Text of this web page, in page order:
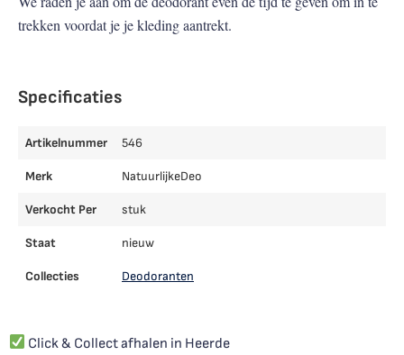
trekken voordat je je kleding aantrekt.
Specificaties
Artikelnummer 546
Merk NatuurlijkeDeo
Verkocht Per stuk
Staat nieuw
Collecties Deodoranten
Click & Collect afhalen in Heerde